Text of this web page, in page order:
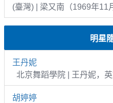
(臺灣) | 梁又南（1969年11
明星
王丹妮
北京舞蹈學院 | 王丹妮，英
胡婷婷